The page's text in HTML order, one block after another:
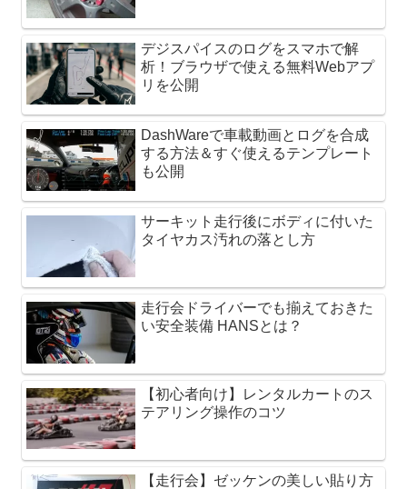
デジスパイスのログをスマホで解
析！ブラウザで使える無料Webアプ
リを公開
DashWareで車載動画とログを合成
する方法＆すぐ使えるテンプレート
も公開
サーキット走行後にボディに付いた
タイヤカス汚れの落とし方
走行会ドライバーでも揃えておきた
い安全装備 HANSとは？
【初心者向け】レンタルカートのス
テアリング操作のコツ
【走行会】ゼッケンの美しい貼り方